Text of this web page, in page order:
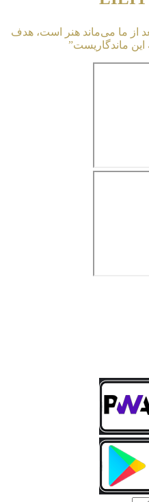
از ما می‌ماند هنر است، هدف
ماندگاریست”